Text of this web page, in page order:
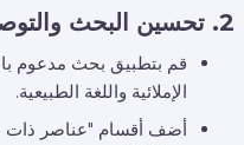
2. تحسين البحث والتوصيات
قم بتطبيق بحث مدعوم
الإملائية واللغة الطبيعية.
أضف أقسام "عناصر ذات